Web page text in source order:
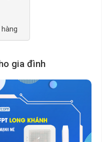
gia đình